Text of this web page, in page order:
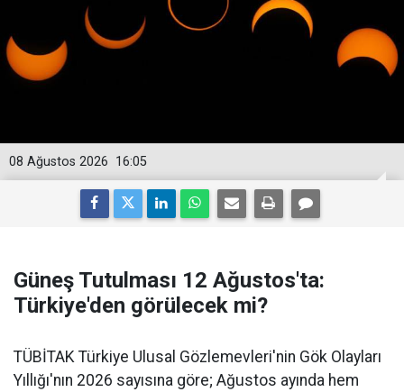
16:05
08 Ağustos 2026
Güneş Tutulması 12 Ağustos'ta:
Türkiye'den görülecek mi?
TÜBİTAK Türkiye Ulusal Gözlemevleri'nin Gök Olayları
Yıllığı'nın 2026 sayısına göre; Ağustos ayında hem